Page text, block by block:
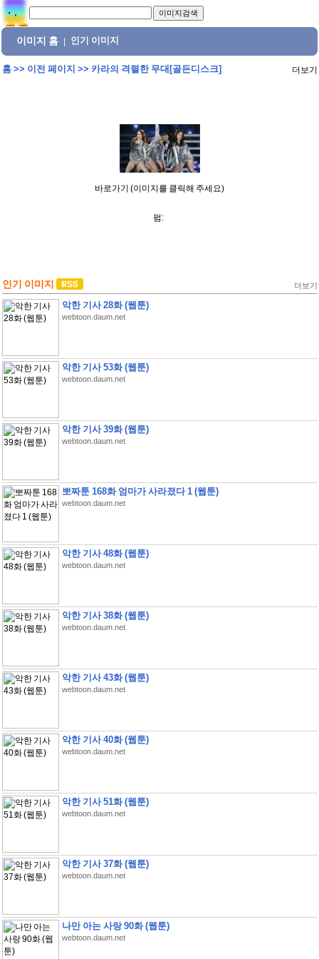
이미지 홈 인기 이미지
홈>> 이전 페이지 >> 카라의 격렬한 무대[골든디스크] 더보기
바로가기 (이미지를 클릭해 주세요)
펌:
인기 이미지 더보기
악한 기사 28화 (웹툰)
webtoon.daum.net
악한 기사 53화 (웹툰)
webtoon.daum.net
악한 기사 39화 (웹툰)
webtoon.daum.net
뽀짜툰 168화 엄마가 사라졌다 1 (웹툰)
webtoon.daum.net
악한 기사 48화 (웹툰)
webtoon.daum.net
악한 기사 38화 (웹툰)
webtoon.daum.net
악한 기사 43화 (웹툰)
webtoon.daum.net
악한 기사 40화 (웹툰)
webtoon.daum.net
악한 기사 51화 (웹툰)
webtoon.daum.net
악한 기사 37화 (웹툰)
webtoon.daum.net
나만 아는 사랑 90화 (웹툰)
webtoon.daum.net